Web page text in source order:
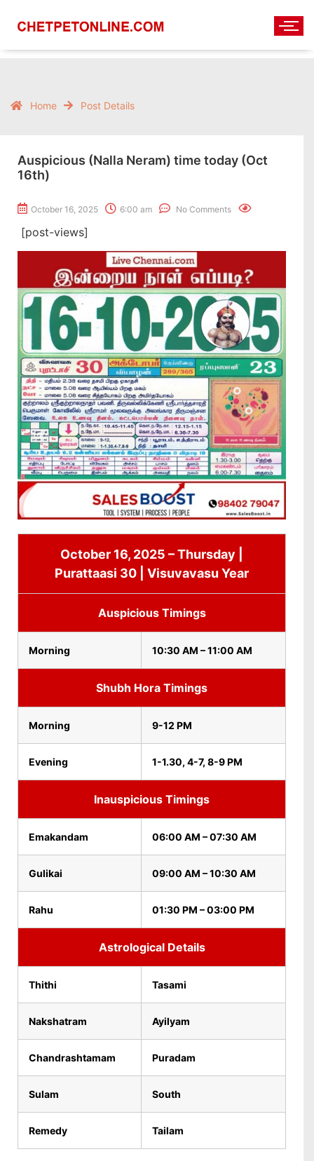
Home Post Details
Auspicious (Nalla Neram) time today (Oct
16th)
October 16, 2025 6:00 am No Comments
[post-views]
October 16, 2025 – Thursday |
Purattaasi 30 | Visuvavasu Year
Auspicious Timings
Morning 10:30 AM – 11:00 AM
Shubh Hora Timings
Morning 9-12 PM
Evening 1-1.30, 4-7, 8-9 PM
Inauspicious Timings
Emakandam 06:00 AM – 07:30 AM
Gulikai 09:00 AM – 10:30 AM
Rahu 01:30 PM – 03:00 PM
Astrological Details
Thithi Tasami
Nakshatram Ayilyam
Chandrashtamam Puradam
Sulam South
Remedy Tailam